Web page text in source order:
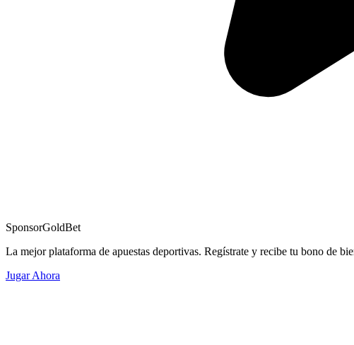
SponsorGoldBet
La mejor plataforma de apuestas deportivas. Regístrate y recibe tu bono de
Jugar Ahora